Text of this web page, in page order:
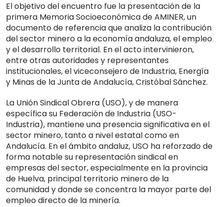
El objetivo del encuentro fue la presentación de la
primera Memoria Socioeconómica de AMINER, un
documento de referencia que analiza la contribución
del sector minero a la economía andaluza, el empleo
y el desarrollo territorial. En el acto intervinieron,
entre otras autoridades y representantes
institucionales, el viceconsejero de Industria, Energía
y Minas de la Junta de Andalucía, Cristóbal Sánchez.
La Unión Sindical Obrera (USO), y de manera
específica su Federación de Industria (USO-
Industria), mantiene una presencia significativa en el
sector minero, tanto a nivel estatal como en
Andalucía. En el ámbito andaluz, USO ha reforzado de
forma notable su representación sindical en
empresas del sector, especialmente en la provincia
de Huelva, principal territorio minero de la
comunidad y donde se concentra la mayor parte del
empleo directo de la minería.